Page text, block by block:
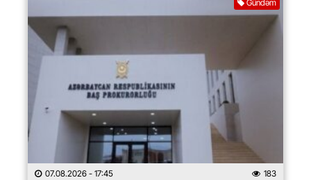
Gündəm
07.08.2026 - 17:45 183